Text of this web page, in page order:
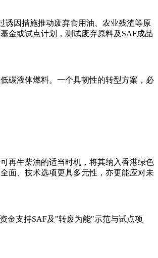
诱因措施推动废弃食用油、农业残渣等原
金或试点计划，测试废弃原料及SAF成品
碳液体燃料。一个具韧性的转型方案，必
再生柴油的适当时机，将其纳入香港绿色
面、技术选项更具多元性，亦更能应对未
金支持SAF及"转废为能"示范与试点项